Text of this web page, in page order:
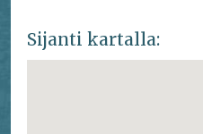
Sijanti kartalla: